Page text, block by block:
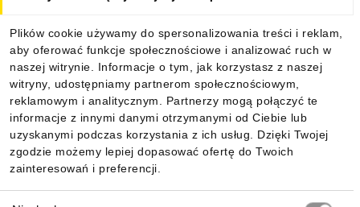
Plików cookie używamy do spersonalizowania treści i reklam,
aby oferować funkcje społecznościowe i analizować ruch w
naszej witrynie. Informacje o tym, jak korzystasz z naszej
witryny, udostępniamy partnerom społecznościowym,
reklamowym i analitycznym. Partnerzy mogą połączyć te
informacje z innymi danymi otrzymanymi od Ciebie lub
uzyskanymi podczas korzystania z ich usług. Dzięki Twojej
zgodzie możemy lepiej dopasować ofertę do Twoich
zainteresowań i preferencji.
Informacje
Pobierz naszą aplikację mobilną: